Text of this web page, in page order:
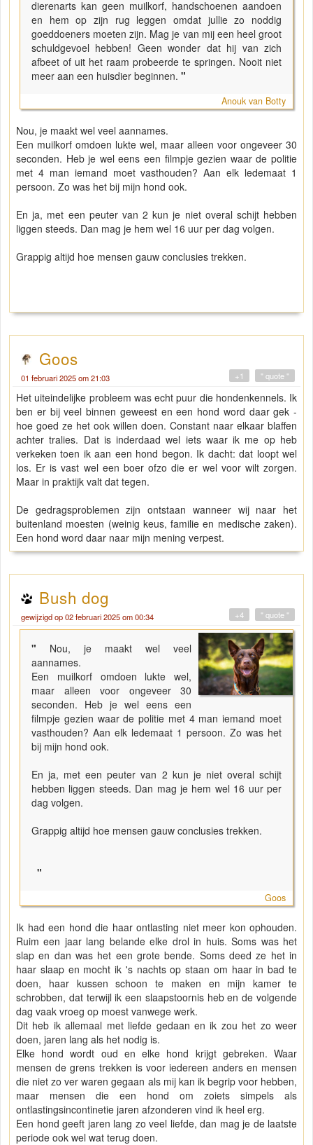
dierenarts kan geen muilkorf, handschoenen aandoen
en hem op zijn rug leggen omdat jullie zo noddig
goeddoeners moeten zijn. Mag je van mij een heel groot
schuldgevoel hebben! Geen wonder dat hij van zich
afbeet of uit het raam probeerde te springen. Nooit niet
meer aan een huisdier beginnen. "
Anouk van Botty
Nou, je maakt wel veel aannames.
Een muilkorf omdoen lukte wel, maar alleen voor ongeveer 30
seconden. Heb je wel eens een filmpje gezien waar de politie
met 4 man iemand moet vasthouden? Aan elk ledemaat 1
persoon. Zo was het bij mijn hond ook.
En ja, met een peuter van 2 kun je niet overal schijt hebben
liggen steeds. Dan mag je hem wel 16 uur per dag volgen.
Grappig altijd hoe mensen gauw conclusies trekken.
Goos
01 februari 2025 om 21:03 " quote "
+1
Het uiteindelijke probleem was echt puur die hondenkennels. Ik
ben er bij veel binnen geweest en een hond word daar gek -
hoe goed ze het ook willen doen. Constant naar elkaar blaffen
achter tralies. Dat is inderdaad wel iets waar ik me op heb
verkeken toen ik aan een hond begon. Ik dacht: dat loopt wel
los. Er is vast wel een boer ofzo die er wel voor wilt zorgen.
Maar in praktijk valt dat tegen.
De gedragsproblemen zijn ontstaan wanneer wij naar het
buitenland moesten (weinig keus, familie en medische zaken).
Een hond word daar naar mijn mening verpest.
Bush dog
gewijzigd op 02 februari 2025 om 00:34 " quote "
+4
" Nou, je maakt wel veel
aannames.
Een muilkorf omdoen lukte wel,
maar alleen voor ongeveer 30
seconden. Heb je wel eens een
filmpje gezien waar de politie met 4 man iemand moet
vasthouden? Aan elk ledemaat 1 persoon. Zo was het
bij mijn hond ook.
En ja, met een peuter van 2 kun je niet overal schijt
hebben liggen steeds. Dan mag je hem wel 16 uur per
dag volgen.
Grappig altijd hoe mensen gauw conclusies trekken.
"
Goos
Ik had een hond die haar ontlasting niet meer kon ophouden.
Ruim een jaar lang belande elke drol in huis. Soms was het
slap en dan was het een grote bende. Soms deed ze het in
haar slaap en mocht ik 's nachts op staan om haar in bad te
doen, haar kussen schoon te maken en mijn kamer te
schrobben, dat terwijl ik een slaapstoornis heb en de volgende
dag vaak vroeg op moest vanwege werk.
Dit heb ik allemaal met liefde gedaan en ik zou het zo weer
doen, jaren lang als het nodig is.
Elke hond wordt oud en elke hond krijgt gebreken. Waar
mensen de grens trekken is voor iedereen anders en mensen
die niet zo ver waren gegaan als mij kan ik begrip voor hebben,
maar mensen die een hond om zoiets simpels als
ontlastingsincontinetie jaren afzonderen vind ik heel erg.
Een hond geeft jaren lang zo veel liefde, dan mag je de laatste
periode ook wel wat terug doen.